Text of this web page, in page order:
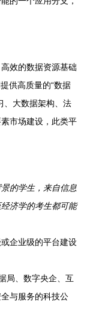
效的数据资源基础
供高质量的“数据
、大数据架构、法
市场建设，此类平
的学生，来自信息
济学的考生都可能
企业级的平台建设
局、数字央企、互
与服务的科技公